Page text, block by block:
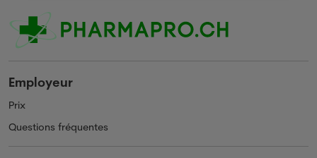
Employeur
Prix
Questions fréquentes